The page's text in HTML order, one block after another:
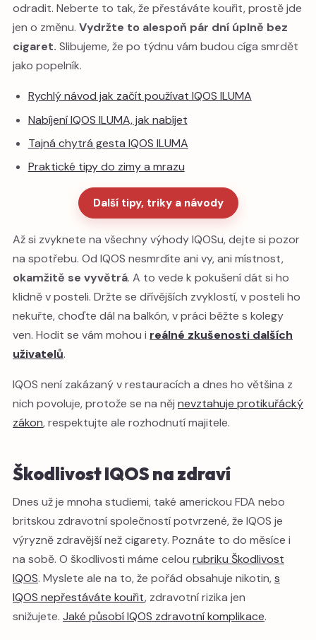
odradit. Neberte to tak, že přestáváte kouřit, prostě jde
jen o změnu. Vydržte to alespoň pár dní úplně bez
cigaret. Slibujeme, že po týdnu vám budou cíga smrdět
jako popelník.
Rychlý návod jak začít používat IQOS ILUMA
Nabíjení IQOS ILUMA, jak nabíjet
Tajná chytrá gesta IQOS ILUMA
Praktické tipy do zimy a mrazu
Další tipy, triky a návody
Až si zvyknete na všechny výhody IQOSu, dejte si pozor
na spotřebu. Od IQOS nesmrdíte ani vy, ani místnost,
okamžitě se vyvětrá. A to vede k pokušení dát si ho
klidně v posteli. Držte se dřívějších zvyklostí, v posteli ho
nekuřte, choďte dál na balkón, v práci běžte s kolegy
ven. Hodit se vám mohou i reálné zkušenosti dalších
uživatelů.
IQOS není zakázaný v restauracích a dnes ho většina z
nich povoluje, protože se na něj nevztahuje protikuřácký
zákon, respektujte ale rozhodnutí majitele.
Škodlivost IQOS na zdraví
Dnes už je mnoha studiemi, také americkou FDA nebo
britskou zdravotní společností potvrzené, že IQOS je
výryzně zdravější než cigarety. Poznáte to do měsíce i
na sobě. O škodlivosti máme celou rubriku Škodlivost
IQOS. Myslete ale na to, že pořád obsahuje nikotin,s
IQOS nepřestáváte kouřit, zdravotní rizika jen
snižujete. Jaké působí IQOS zdravotní komplikace.